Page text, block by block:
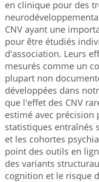
en clinique pour des
CNV ayant une
pour être étudiés
d'association. Leurs
mesurés comme un
plupart non
développées dans
que l'effet des CNV
estimé avec précision
statistiques entraînés
et les cohortes
point des outils en
des variants
cognition et le risque